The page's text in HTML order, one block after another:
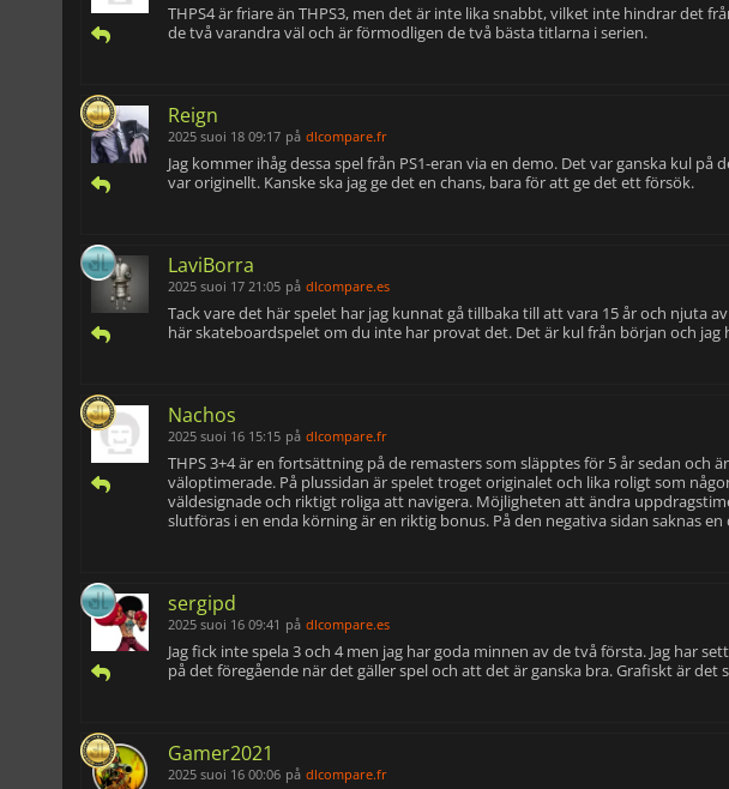
THPS4 är friare än THPS3, men det är inte lika snabbt, vilket inte hindrar det
de två varandra väl och är förmodligen de två bästa titlarna i serien.
Reign
2025 suoi 18 09:17 på dlcompare.fr
Jag kommer ihåg dessa spel från PS1-eran via en demo. Det var ganska kul
var originellt. Kanske ska jag ge det en chans, bara för att ge det ett försök.
LaviBorra
2025 suoi 17 21:05 på dlcompare.es
Tack vare det här spelet har jag kunnat gå tillbaka till att vara 15 år och njuta
här skateboardspelet om du inte har provat det. Det är kul från början och jag
Nachos
2025 suoi 16 15:15 på dlcompare.fr
THPS 3+4 är en fortsättning på de remasters som släpptes för 5 år sedan och
väloptimerade. På plussidan är spelet troget originalet och lika roligt som
väldesignade och riktigt roliga att navigera. Möjligheten att ändra
slutföras i en enda körning är en riktig bonus. På den negativa sidan saknas
sergipd
2025 suoi 16 09:41 på dlcompare.es
Jag fick inte spela 3 och 4 men jag har goda minnen av de två första. Jag har
på det föregående när det gäller spel och att det är ganska bra. Grafiskt är det
Gamer2021
2025 suoi 16 00:06 på dlcompare.fr